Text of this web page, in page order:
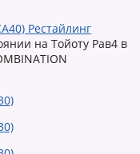
Рестайлинг
на Тойоту Рав4 в